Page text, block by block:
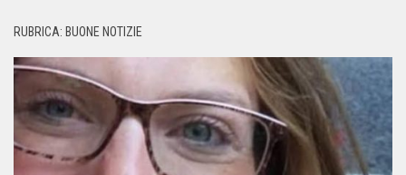
RUBRICA: BUONE NOTIZIE